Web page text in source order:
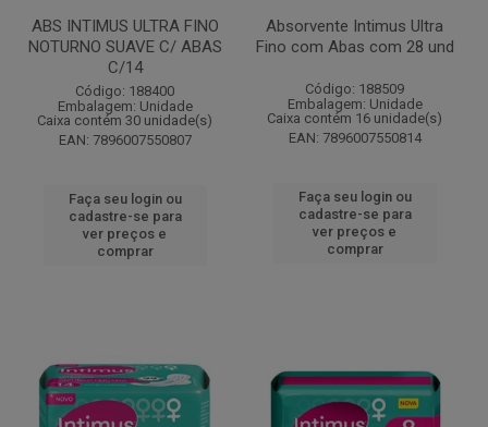
ABS INTIMUS ULTRA FINO
NOTURNO SUAVE C/ ABAS
C/14
Código: 188400
Embalagem: Unidade
Caixa contém 30 unidade(s)
EAN: 7896007550807
Faça seu login ou
cadastre-se para
ver preços e
comprar
Absorvente Intimus Ultra
Fino com Abas com 28 und
Código: 188509
Embalagem: Unidade
Caixa contém 16 unidade(s)
EAN: 7896007550814
Faça seu login ou
cadastre-se para
ver preços e
comprar